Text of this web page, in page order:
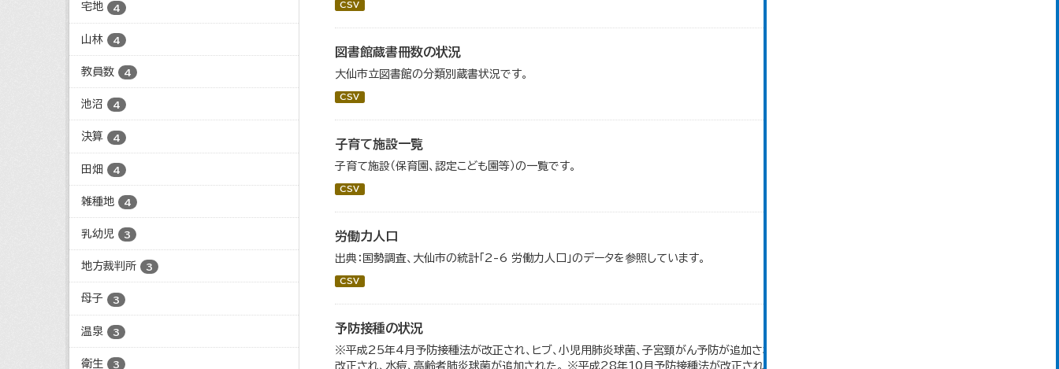
宅地 4
山林 4
教員数 4
池沼 4
決算 4
田畑 4
雑種地 4
乳幼児 3
地方裁判所 3
母子 3
温泉 3
衛生 3
CSV
図書館蔵書冊数の状況
大仙市立図書館の分類別蔵書状況です。
CSV
子育て施設一覧
子育て施設（保育園、認定こども園等）の一覧です。
CSV
労働力人口
出典：国勢調査、大仙市の統計「2-6 労働力人口」のデータを参照しています。
CSV
予防接種の状況
※平成25年4月予防接種法が改正され、ヒブ、小児用肺炎球菌、子宮頸がん予防が追加された。 ※平成26年10月予防接種法が
改正され、水痘、高齢者肺炎球菌が追加された。 ※平成28年10月予防接種法が改正され、Ｂ型肝炎が追加された。 ※令和2年